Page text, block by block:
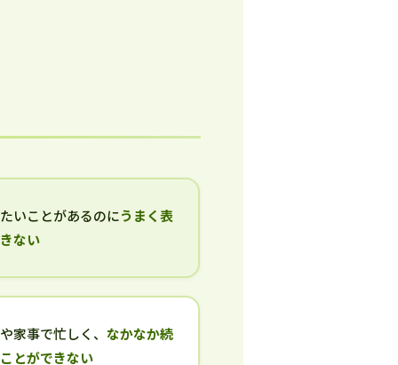
いことがあるのにうまく表
ない
家事で忙しく、なかなか続
とができない